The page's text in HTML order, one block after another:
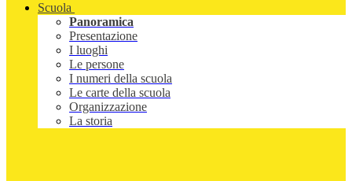
Scuola
Panoramica
Presentazione
I luoghi
Le persone
I numeri della scuola
Le carte della scuola
Organizzazione
La storia